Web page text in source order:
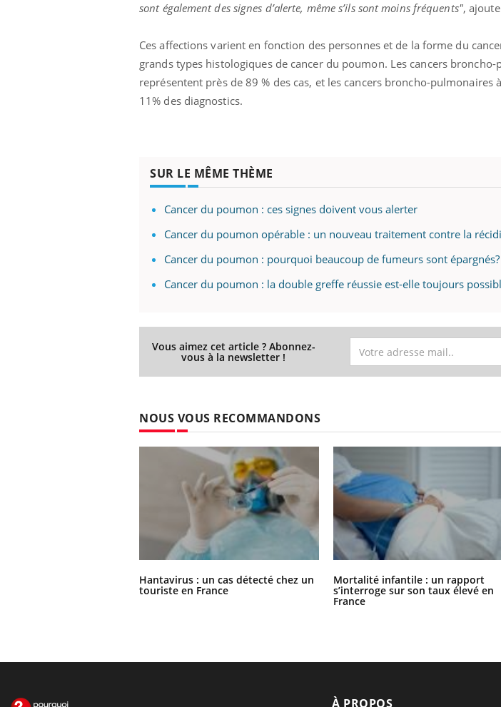
sont également des signes d’alerte, même s’ils sont moins fréquents",
Ces affections varient en fonction des personnes et de la forme du
grands types histologiques de cancer du poumon. Les cancers
représentent près de 89 % des cas, et les cancers broncho-
11% des diagnostics.
SUR LE MÊME THÈME
Cancer du poumon : ces signes doivent vous alerter
Cancer du poumon opérable : un nouveau traitement contre la
Cancer du poumon : pourquoi beaucoup de fumeurs sont épargnés?
Cancer du poumon : la double greffe réussie est-elle toujours
Vous aimez cet article ? Abonnez-
vous à la newsletter !
NOUS VOUS RECOMMANDONS
Hantavirus : un cas détecté chez un
touriste en France
Mortalité infantile : un rapport
s’interroge sur son taux élevé en
France
À PROPOS